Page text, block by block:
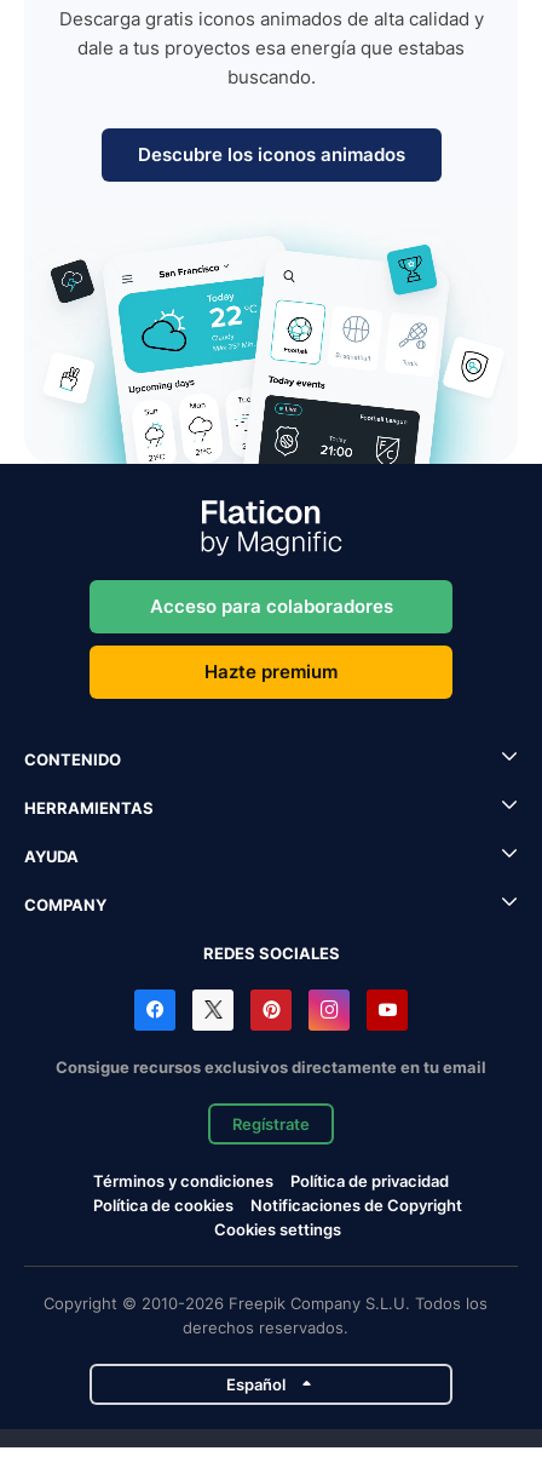
Descarga gratis iconos animados de alta calidad y
dale a tus proyectos esa energía que estabas
buscando.
Descubre los iconos animados
Acceso para colaboradores
Hazte premium
CONTENIDO
HERRAMIENTAS
AYUDA
COMPANY
REDES SOCIALES
Consigue recursos exclusivos directamente en tu email
Regístrate
Términos y condiciones
Política de privacidad
Política de cookies
Notificaciones de Copyright
Cookies settings
Copyright © 2010-2026 Freepik Company S.L.U. Todos los
derechos reservados.
Español